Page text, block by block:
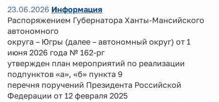
23.06.2026 Информация
Распоряжением Губернатора Ханты-Мансийского
автономного
округа – Югры (далее – автономный округ) от 1
июня 2026 года № 162-рг
утвержден план мероприятий по реализации
подпунктов «а», «б» пункта 9
перечня поручений Президента Российской
Федерации от 12 февраля 2025